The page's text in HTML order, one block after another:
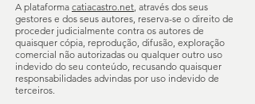
A plataforma catiacastro.net, através dos seus
gestores e dos seus autores, reserva-se o direito de
proceder judicialmente contra os autores de
quaisquer cópia, reprodução, difusão, exploração
comercial não autorizadas ou qualquer outro uso
indevido do seu conteúdo, recusando quaisquer
responsabilidades advindas por uso indevido de
terceiros.